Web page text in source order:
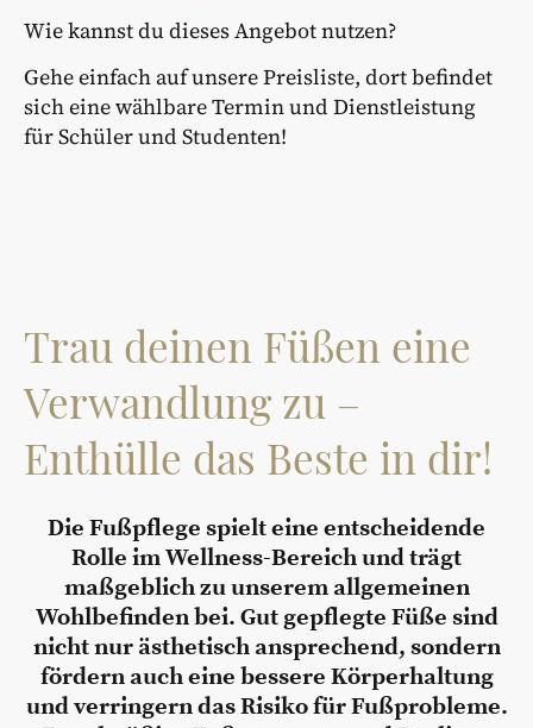
Wie kannst du dieses Angebot nutzen?
Gehe einfach auf unsere Preisliste, dort befindet
sich eine wählbare Termin und Dienstleistung
für Schüler und Studenten!
Trau deinen Füßen eine
Verwandlung zu –
Enthülle das Beste in dir!
Die Fußpflege spielt eine entscheidende
Rolle im Wellness-Bereich und trägt
maßgeblich zu unserem allgemeinen
Wohlbefinden bei. Gut gepflegte Füße sind
nicht nur ästhetisch ansprechend, sondern
fördern auch eine bessere Körperhaltung
und verringern das Risiko für Fußprobleme.